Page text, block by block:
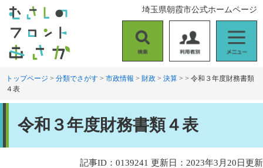
す
。
し
て
索
用
者
ニ
ュ
埼玉県朝霞市公式ホームページ
トップページ > 分類でさがす > 市政情報 > 財政 > 決算 > > 令和３年度財務書類
４表
令和３年度財務書類４表
記事ID：0139241 更新日：2023年3月20日更新